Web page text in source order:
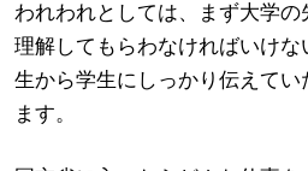
われわれとしては、まず大学
理解してもらわなければいけ
生から学生にしっかり伝えて
ます。